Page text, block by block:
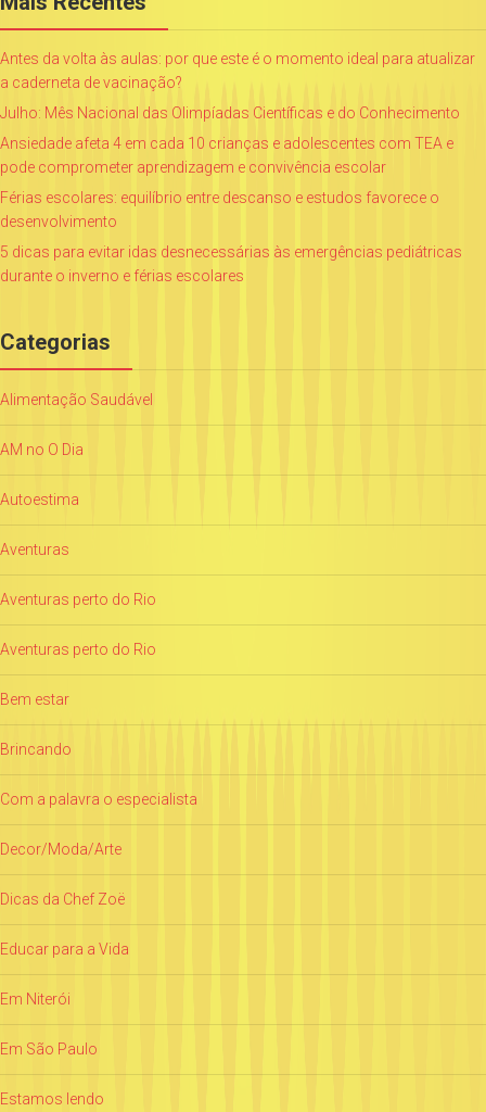
Antes da volta às aulas: por que este é o momento ideal para atualizar
a caderneta de vacinação?
Julho: Mês Nacional das Olimpíadas Científicas e do Conhecimento
Ansiedade afeta 4 em cada 10 crianças e adolescentes com TEA e
pode comprometer aprendizagem e convivência escolar
Férias escolares: equilíbrio entre descanso e estudos favorece o
desenvolvimento
5 dicas para evitar idas desnecessárias às emergências pediátricas
durante o inverno e férias escolares
Categorias
Alimentação Saudável
AM no O Dia
Autoestima
Aventuras
Aventuras perto do Rio
Aventuras perto do Rio
Bem estar
Brincando
Com a palavra o especialista
Decor/Moda/Arte
Dicas da Chef Zoë
Educar para a Vida
Em Niterói
Em São Paulo
Estamos lendo